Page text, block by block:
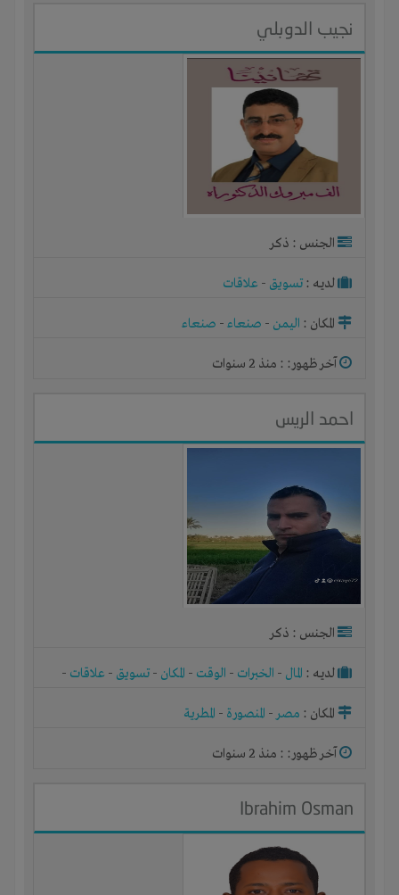
نجيب الدوبلي
الجنس : ذكر
لديـه : تسويق - علاقات
المكان : اليمن - صنعاء- صنعاء
آخر ظهور: : منذ 2 سنوات
احمد الريس
الجنس : ذكر
لديـه : المال - الخبرات - الوقت - المكان - تسويق - علاقات -
المكان : مصر- المنصورة - المطرية
آخر ظهور: : منذ 2 سنوات
Ibrahim Osman